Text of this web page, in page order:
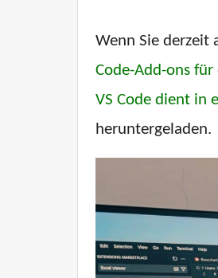
Wenn Sie derzeit
Code-Add-ons
VS Code dient in
heruntergeladen.